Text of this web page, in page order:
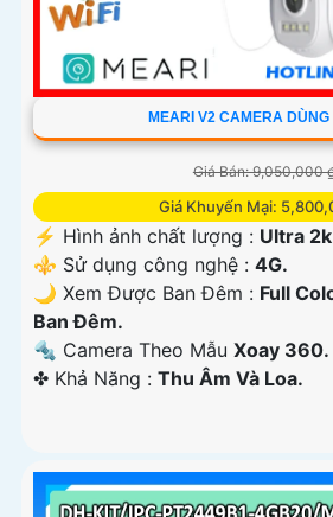
MEARI V2 CAMERA DÙNG
Giá Bán: 9,050,000
Giá Khuyến Mại:
️⚡ Hình ảnh chất lượng : Ultra
⚜️ Sử dụng công nghệ : 4G.
🌙 Xem Được Ban Đêm : Full
Ban Ðêm.
🔩 Camera Theo Mẫu Xoay 360.
️✤ Khả Năng : Thu Âm Và Loa.